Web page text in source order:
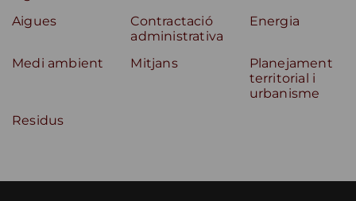
Aigues
Contractació
administrativa
Energia
Medi ambient Mitjans
Planejament
territorial i
urbanisme
Residus